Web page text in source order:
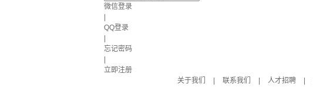
微信登录
QQ登录
忘记密码
立即注册
关于我们
联系我们 人才招聘